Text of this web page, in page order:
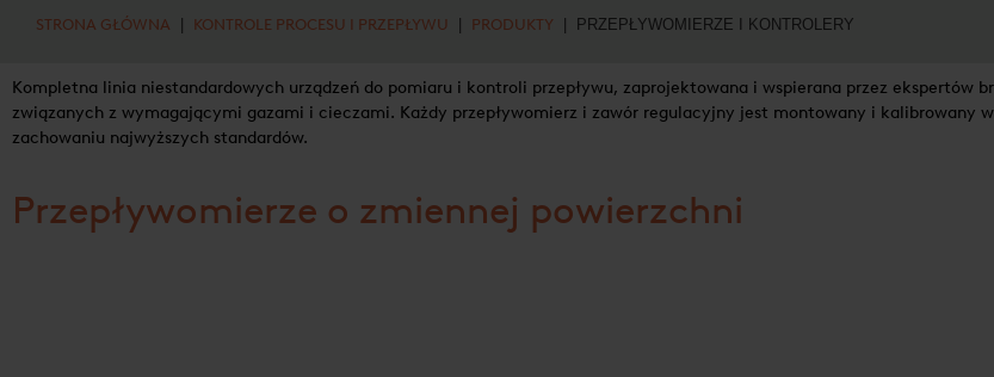
STRONA GŁÓWNA | KONTROLE PROCESU I PRZEPŁYWU | PRODUKTY | PRZEPŁYWOMIERZE I KONTROLERY
Kompletna linia niestandardowych urządzeń do pomiaru i kontroli przepływu, zaprojektowana i wspierana przez ekspertów
związanych z wymagającymi gazami i cieczami. Każdy przepływomierz i zawór regulacyjny jest montowany i kalibrowany
zachowaniu najwyższych standardów.
Przepływomierze o zmiennej powierzchni